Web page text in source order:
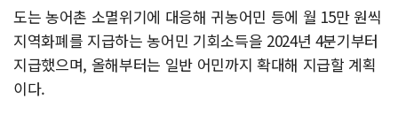
도는 농어촌 소멸위기에 대응해 귀농어민 등에 월 15만 원씩
지역화폐를 지급하는 농어민 기회소득을 2024년 4분기부터
지급했으며, 올해부터는 일반 어민까지 확대해 지급할 계획
이다.